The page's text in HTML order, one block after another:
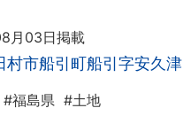
月03日掲載
村市船引町船引字安久津
#福島県 #土地